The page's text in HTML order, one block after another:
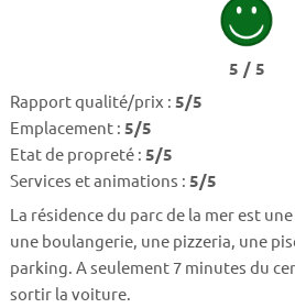
5 / 5
Rapport qualité/prix : 5/5
Emplacement : 5/5
Etat de propreté : 5/5
Services et animations : 5/5
La résidence du parc de la mer est
une boulangerie, une pizzeria, une
parking. A seulement 7 minutes du
sortir la voiture.